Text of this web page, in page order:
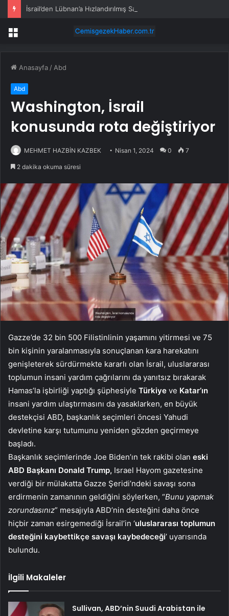
İsrail’den Lübnan’a Hızlandırılmış Saldırılar
Menü
Anasayfa /Abd
Abd
Washington, İsrail
konusunda rota değiştiriyor
MEHMET HAZBİN KAZBEK Nisan 1, 2024 0 7
2 dakika okuma süresi
Gazze’de 32 bin 500 Filistinlinin yaşamını yitirmesi ve 75
bin kişinin yaralanmasıyla sonuçlanan kara harekatını
genişleterek sürdürmekte kararlı olan İsrail, uluslararası
toplumun insani yardım çağrılarını da yanıtsız bırakarak
Hamas’la işbirliği yaptığı şüphesiyle Türkiye ve Katar’ın
insani yardım ulaştırmasını da yasaklarken, en büyük
destekçisi ABD, başkanlık seçimleri öncesi Yahudi
devletine karşı tutumunu yeniden gözden geçirmeye
başladı.
Başkanlık seçimlerinde Joe Biden’ın tek rakibi olan eski
ABD Başkanı Donald Trump, Israel Hayom gazetesine
verdiği bir mülakatta Gazze Şeridi’ndeki savaşı sona
erdirmenin zamanının geldiğini söylerken, “Bunu yapmak
zorundasınız” mesajıyla ABD’nin desteğini daha önce
hiçbir zaman esirgemediği İsrail’in ‘uluslararası toplumun
desteğini kaybettikçe savaşı kaybedeceği’ uyarısında
bulundu.
İlgili Makaleler
Sullivan, ABD’nin Suudi Arabistan ile